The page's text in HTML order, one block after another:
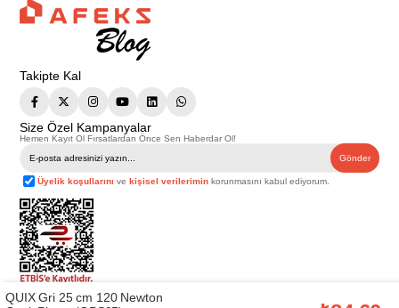
Takipte Kal
Size Özel Kampanyalar
Hemen Kayıt Ol Fırsatlardan Önce Sen Haberdar Ol!
Gönder
Üyelik koşullarını vekişisel verilerimin korunmasını kabul ediyorum.
Telif Hakkı © 2026Afeks Yapı Market . Tüm hakları saklıdır.
QUIX Gri 25 cm 120 Newton